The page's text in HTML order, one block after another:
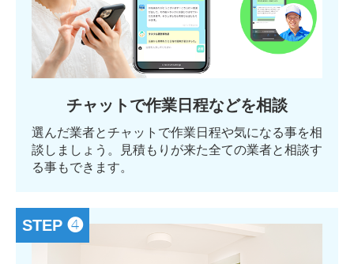
チャットで作業日程などを相談
選んだ業者とチャットで作業日程や気になる事を相
談しましょう。見積もりが来た全ての業者と相談す
る事もできます。
STEP ❹